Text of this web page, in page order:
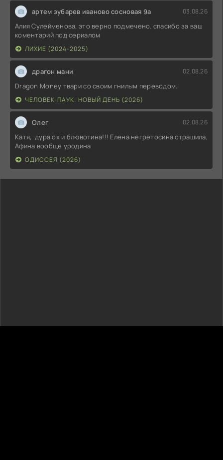
артем зубарев иваново сосновая 9а 03.08.26
Алия Сулейменова, это верно подмечено. спасибо за ваш
коментарий под сериалом
ЛИХИЕ (2024-2025)
драгон мани 02.08.26
Dragon Money твари со своим гнилым переводом.
ЧЕЛОВЕК-ПАУК: НОВЫЙ ДЕНЬ (2026)
Олег 02.08.26
Катя, дура ох и блювотина!!! Елена негретосина страшила,
Афина вообще уродина
ОДИССЕЯ (2026)